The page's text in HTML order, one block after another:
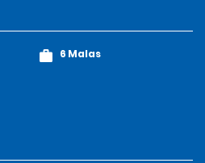
6 Malas